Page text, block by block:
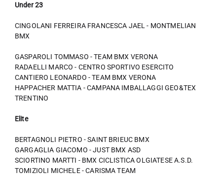
Under 23
CINGOLANI FERREIRA FRANCESCA JAEL - MONTMELIAN
BMX
GASPAROLI TOMMASO - TEAM BMX VERONA
RADAELLI MARCO - CENTRO SPORTIVO ESERCITO
CANTIERO LEONARDO - TEAM BMX VERONA
HAPPACHER MATTIA - CAMPANA IMBALLAGGI GEO&TEX
TRENTINO
Elite
BERTAGNOLI PIETRO - SAINT BRIEUC BMX
GARGAGLIA GIACOMO - JUST BMX ASD
SCIORTINO MARTTI - BMX CICLISTICA OLGIATESE A.S.D.
TOMIZIOLI MICHELE - CARISMA TEAM